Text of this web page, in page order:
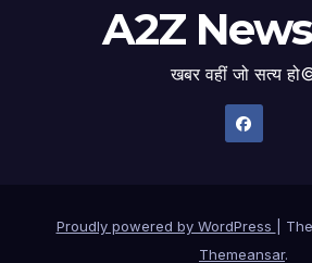
A2Z
खबर वहीं जो सत्य
Proudly powered by WordPress
Themeansar.